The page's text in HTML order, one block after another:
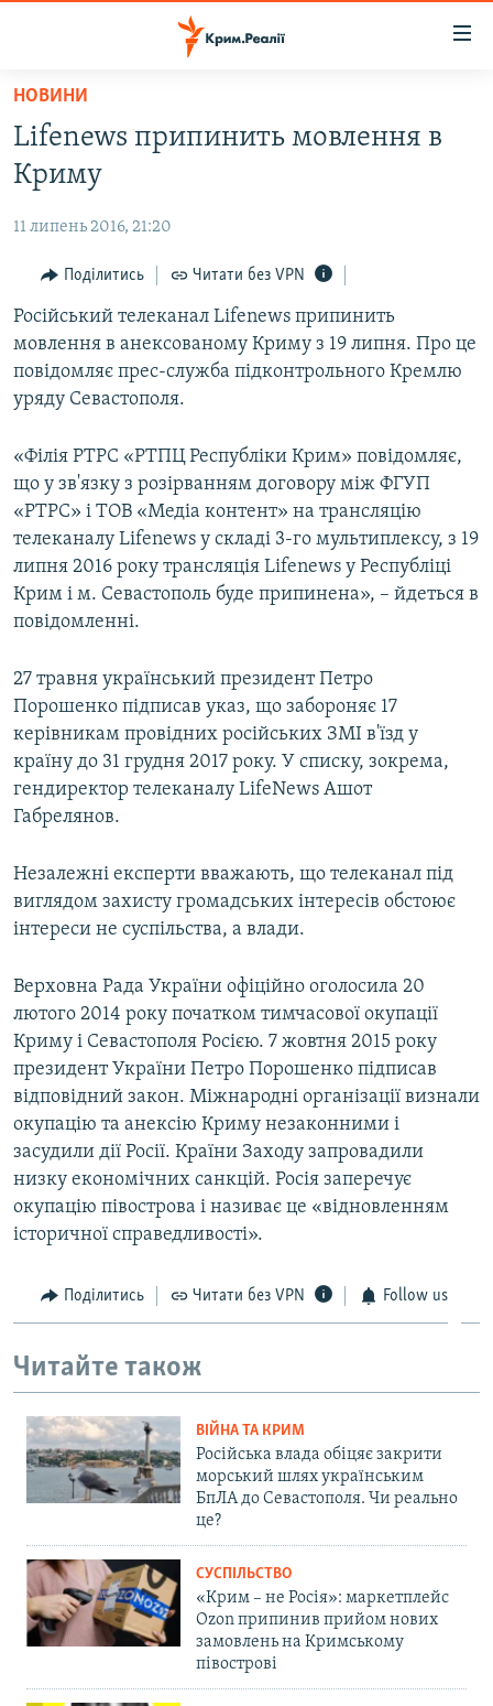
Перейти
основного
матеріалу
Перейти
до
навігації
Перейти
до
пошуку
НОВИНИ
ВІДЕО ТА ФОТО
ПОЛІТИКА
БЛОГИ
ПОГЛЯД
ІНТЕРВ'Ю
ВСЕ ЗА ДЕНЬ
ДЕПОРТАЦІЯ
ВІДЕОУРОКИ «ELIFBE»
СВІДЧЕННЯ ОКУПАЦІЇ
УКРАЇНСЬКА ПРОБЛЕМА КРИМУ
ІНФОГРАФІКА
ЯК ОБІЙТИ БЛОКУВАННЯ
Русский
Qırımtatar
ДОЛУЧАЙСЯ!
Усі сайти RFE/RL
НОВИНИ
Lifenews припинить мовлення в
Криму
11 липень 2016, 21:20
Поділитись Читати без VPN
Російський телеканал Lifenews припинить
мовлення в анексованому Криму з 19 липня. Про це
повідомляє прес-служба підконтрольного Кремлю
уряду Севастополя.
«Філія РТРС «РТПЦ Республіки Крим» повідомляє,
що у зв'язку з розірванням договору між ФГУП
«РТРС» і ТОВ «Медіа контент» на трансляцію
телеканалу Lifenews у складі 3-го мультиплексу, з 19
липня 2016 року трансляція Lifenews у Республіці
Крим і м. Севастополь буде припинена», – йдеться в
повідомленні.
27 травня український президент Петро
Порошенко підписав указ, що забороняє 17
керівникам провідних російських ЗМІ в'їзд у
країну до 31 грудня 2017 року. У списку, зокрема,
гендиректор телеканалу LifeNews Ашот
Габрелянов.
Незалежні експерти вважають, що телеканал під
виглядом захисту громадських інтересів обстоює
інтереси не суспільства, а влади.
Верховна Рада України офіційно оголосила 20
лютого 2014 року початком тимчасової окупації
Криму і Севастополя Росією. 7 жовтня 2015 року
президент України Петро Порошенко підписав
відповідний закон. Міжнародні організації визнали
окупацію та анексію Криму незаконними і
засудили дії Росії. Країни Заходу запровадили
низку економічних санкцій. Росія заперечує
окупацію півострова і називає це «відновленням
історичної справедливості».
Поділитись Читати без VPN Follow us
Читайте також
ВІЙНА ТА КРИМ
Російська влада обіцяє закрити
морський шлях українським
БпЛА до Севастополя. Чи реально
це?
СУСПІЛЬСТВО
«Крим – не Росія»: маркетплейс
Ozon припинив прийом нових
замовлень на Кримському
півострові